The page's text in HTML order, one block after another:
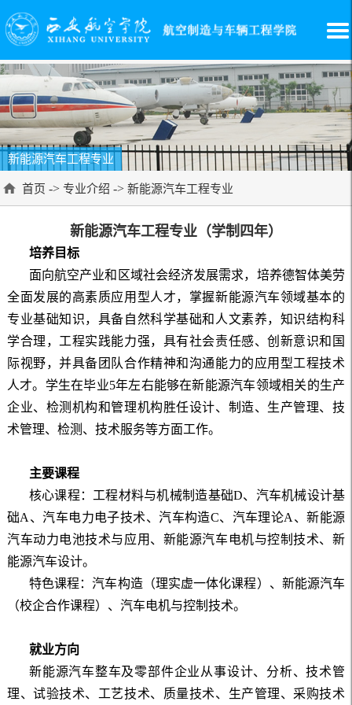
新能源汽车工程专业
首页 -> 专业介绍 -> 新能源汽车工程专业
新能源汽车工程专业（学制四年）
培养目标
面向航空产业和区域社会经济发展需求，培养德智体美劳
全面发展的高素质应用型人才，掌握新能源汽车领域基本的
专业基础知识，具备自然科学基础和人文素养，知识结构科
学合理，工程实践能力强，具有社会责任感、创新意识和国
际视野，并具备团队合作精神和沟通能力的应用型工程技术
人才。学生在毕业5年左右能够在新能源汽车领域相关的生产
企业、检测机构和管理机构胜任设计、制造、生产管理、技
术管理、检测、技术服务等方面工作。
主要课程
核心课程：工程材料与机械制造基础D、汽车机械设计基
础A、汽车电力电子技术、汽车构造C、汽车理论A、新能源
汽车动力电池技术与应用、新能源汽车电机与控制技术、新
能源汽车设计。
特色课程：汽车构造（理实虚一体化课程）、新能源汽车
（校企合作课程）、汽车电机与控制技术。
就业方向
新能源汽车整车及零部件企业从事设计、分析、技术管
理、试验技术、工艺技术、质量技术、生产管理、采购技术